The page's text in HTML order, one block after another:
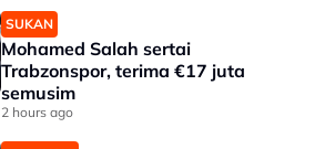
SUKAN
Mohamed Salah sertai
Trabzonspor, terima €17 juta
semusim
2 hours ago